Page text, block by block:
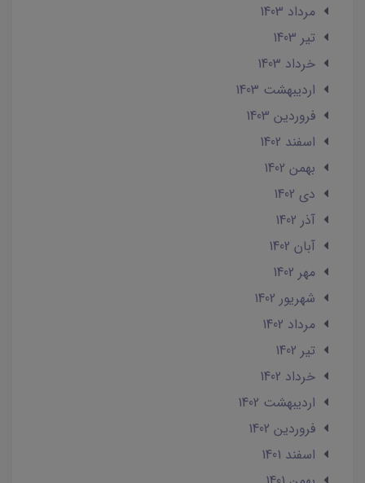
مرداد 1403
تير 1403
خرداد 1403
ارديبهشت 1403
فروردین 1403
اسفند 1402
بهمن 1402
دی 1402
آذر 1402
آبان 1402
مهر 1402
شهریور 1402
مرداد 1402
تير 1402
خرداد 1402
ارديبهشت 1402
فروردین 1402
اسفند 1401